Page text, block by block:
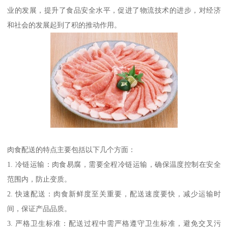
业的发展，提升了食品安全水平，促进了物流技术的进步，对经济
和社会的发展起到了积的推动作用。
肉食配送的特点主要包括以下几个方面：
1. 冷链运输：肉食易腐，需要全程冷链运输，确保温度控制在安全
范围内，防止变质。
2. 快速配送：肉食新鲜度至关重要，配送速度要快，减少运输时
间，保证产品品质。
3. 严格卫生标准：配送过程中需严格遵守卫生标准，避免交叉污